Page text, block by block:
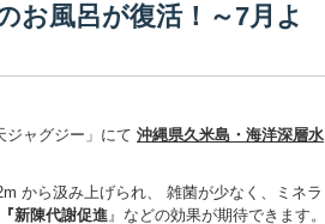
お風呂が復活！～7月よ
ジャグジー」にて 沖縄県久米島・海洋深層水
から汲み上げられ、 雑菌が少なく、ミネラ
『新陳代謝促進』などの効果が期待できます。